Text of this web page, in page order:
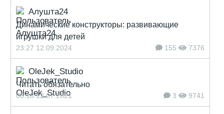
Алушта24
Динамические конструкторы: развивающие
игрушки для детей
23:27 12.09.2024 155 7376
OleJek_Studio
Читать обязательно
08:18 12.07.2021 3 9741